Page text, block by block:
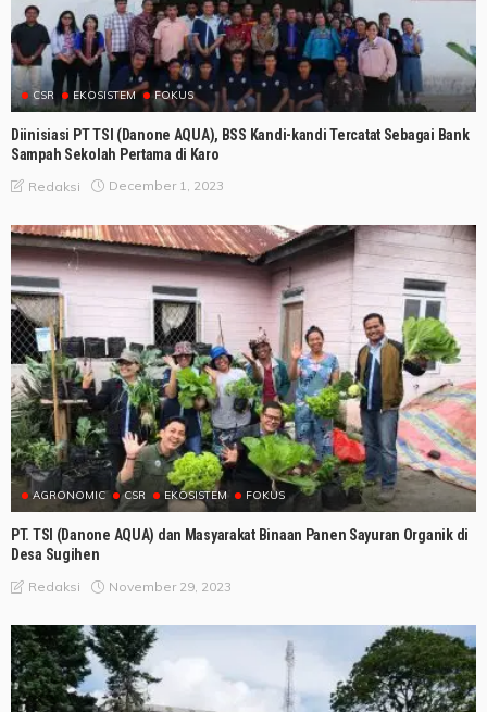
CSR EKOSISTEM FOKUS
Diinisiasi PT TSI (Danone AQUA), BSS Kandi-kandi Tercatat Sebagai Bank
Sampah Sekolah Pertama di Karo
Redaksi December 1, 2023
AGRONOMIC CSR EKOSISTEM FOKUS
PT. TSI (Danone AQUA) dan Masyarakat Binaan Panen Sayuran Organik di
Desa Sugihen
Redaksi November 29, 2023